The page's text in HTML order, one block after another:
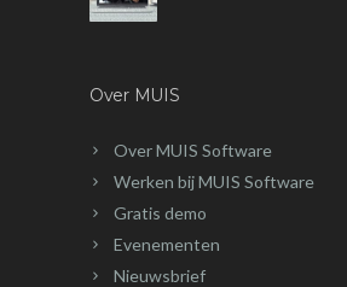
Over MUIS
Over MUIS Software
Werken bij MUIS Software
Gratis demo
Evenementen
Nieuwsbrief